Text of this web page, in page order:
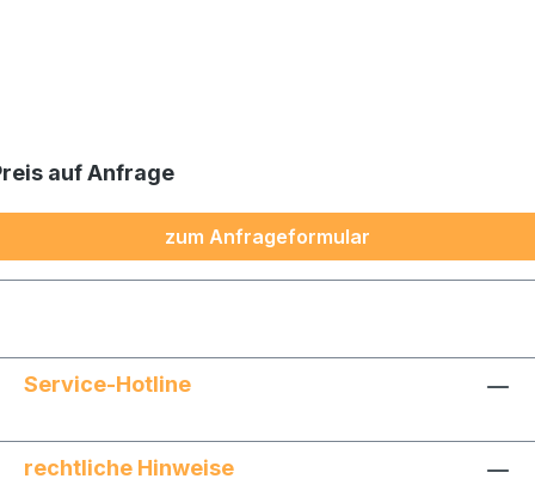
auf Anfrage
zum Anfrageformular
Service-Hotline
rechtliche Hinweise